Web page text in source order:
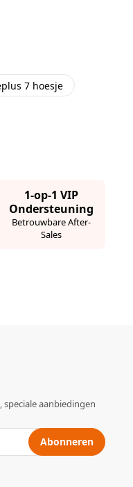
7 hoesje
1-op-1 VIP
Ondersteuning
Betrouwbare After-
Sales
aanbiedingen
Abonneren